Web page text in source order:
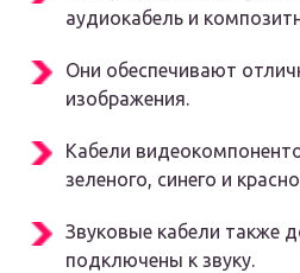
аудиокабель и
Они обеспечивают
изображения.
Кабели
зеленого, синего и
Звуковые кабели также
подключены к звуку.